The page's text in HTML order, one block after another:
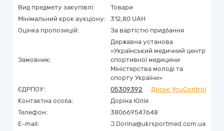
Вид предмету закупівлі:
Товари
Мінімальний крок аукціону:
312,80 UAH
Оцінка пропозицій:
За вартістю придбання
Замовник:
Державна установа
«Український медичний центр
спортивної медицини
Міністерства молоді та
спорту України»
ЄДРПОУ:
05309392
Досьє YouControl
Контактна особа:
Доріна Юлія
Телефон:
380669547648
E-mail:
J.Dorina@ukrsportmed.com.ua